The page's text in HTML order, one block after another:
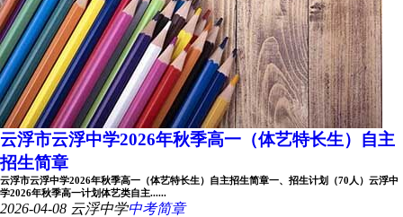
云浮市云浮中学2026年秋季高一（体艺特长生）自主
招生简章
云浮市云浮中学2026年秋季高一（体艺特长生）自主招生简章一、招生计划（70人）云浮中
学2026年秋季高一计划体艺类自主......
2026-04-08 云浮中学中考简章